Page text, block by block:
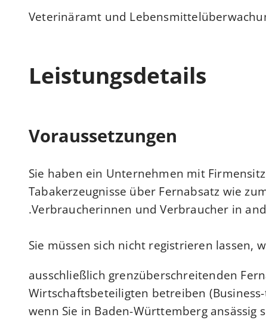
Veterinäramt und
Leistungsdetails
Voraussetzungen
Sie haben ein Unternehmen mit
Tabakerzeugnisse über Fernabsatz wie
Verbraucherinnen und Verbraucher in
Sie müssen sich nicht registrieren lassen,
ausschließlich grenzüberschreitenden
Wirtschaftsbeteiligten betreiben
wenn Sie in Baden-Württemberg ansässig